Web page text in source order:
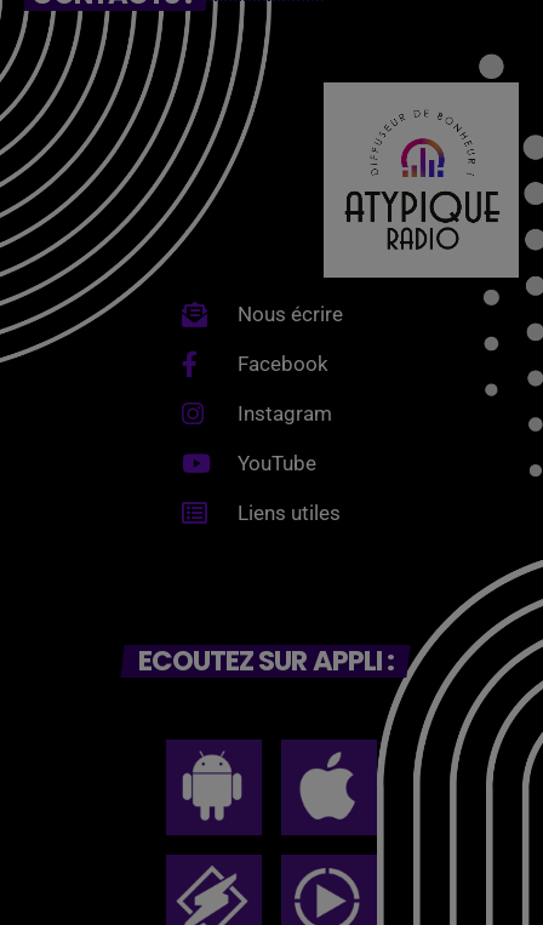
Nous écrire
Facebook
Instagram
YouTube
Liens utiles
ECOUTEZ SUR APPLI :